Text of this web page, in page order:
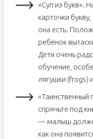
«Суп из букв».
карточки
она есть.
ребёнок
Дети очень
обучение,
лягушки (frogs)
«Таинственный
спрячьте под
— малыш должен
как она